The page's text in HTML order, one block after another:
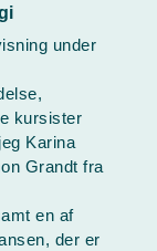
under
kursister
Karina
Grandt fra
en af
der er